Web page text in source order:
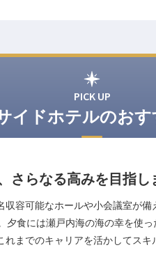
PICK UP
イドホテルのおす
さらなる高みを目指し
容可能なホールや小会議室が
食には瀬戸内海の海の幸を使
までのキャリアを活かしてスキ